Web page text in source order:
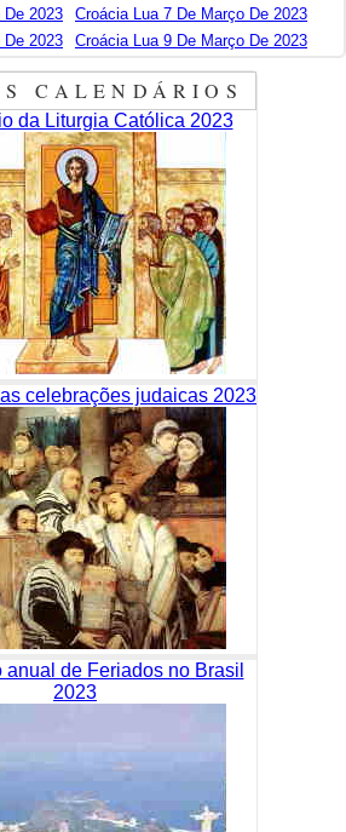
De 2023
Croácia Lua 7 De Março De 2023
De 2023
Croácia Lua 9 De Março De 2023
CALENDÁRIOS
da Liturgia Católica 2023
celebrações judaicas 2023
de Feriados no Brasil
2023